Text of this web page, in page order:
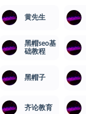
黄先生
黑帽seo基
础教程
黑帽子
齐论教育